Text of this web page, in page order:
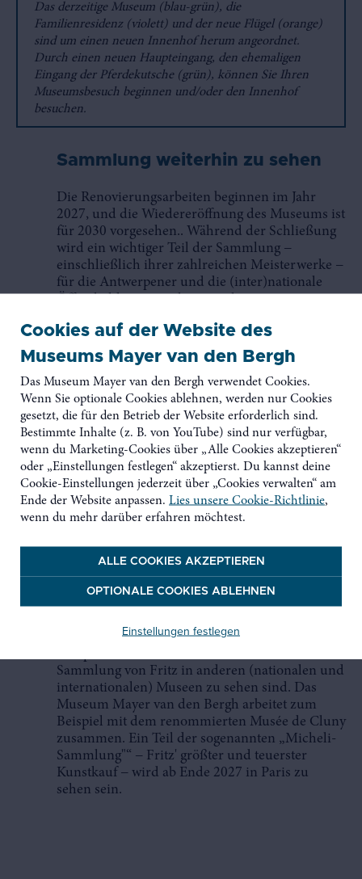
Cookies auf der Website des
Museums Mayer van den Bergh
Das Museum Mayer van den Bergh verwendet Cookies.
Wenn Sie optionale Cookies ablehnen, werden nur Cookies
gesetzt, die für den Betrieb der Website erforderlich sind.
Bestimmte Inhalte (z. B. von YouTube) sind nur verfügbar,
wenn du Marketing-Cookies über „Alle Cookies akzeptieren“
oder „Einstellungen festlegen“ akzeptierst. Du kannst deine
Cookie-Einstellungen jederzeit über „Cookies verwalten“ am
Ende der Website anpassen. Lies unsere Cookie-Richtlinie,
wenn du mehr darüber erfahren möchtest.
ALLE COOKIES AKZEPTIEREN
OPTIONALE COOKIES ABLEHNEN
Einstellungen festlegen
Das derzeitige Museum (blau-grün), die
Familienresidenz (violett) und der neue Flügel (orange)
sind um einen neuen Innenhof herum angeordnet.
Durch einen neuen Haupteingang, den ehemaligen
Eingang der Pferdekutsche (grün), können Sie Ihren
Museumsbesuch beginnen und/oder den Innenhof
besuchen.
Sammlung weiterhin zu sehen
Die Renovierungsarbeiten beginnen im Jahr
2027, und die Wiedereröffnung des Museums ist
für 2030 vorgesehen.. Während der Schließung
wird ein wichtiger Teil der Sammlung −
einschließlich ihrer zahlreichen Meisterwerke −
für die Antwerpener und die (inter)nationale
Am. Freitag, dem 20. Juni 2025 wird die
temporäre Ausstellung „Publikumslieblinge. 43
persönliche Geschichten aus der Sammlung
Mayer van den Bergh“ im nahegelegenen
Maagdenhuis eröffnet. Gemeinsam mit den
Bewohnern und Besuchern der Stadt sucht das
Museum Mayer van den Bergh nach
persönlichen und überraschenden Geschichten,
die über den kunsthistorischen Wert der
Sammlung hinausgehen und den Blick auf die
Sammlung von Fritz erweitern. Gleichzeitig
bleiben so viele flämische Meisterwerke −
Oude und die mittelalterliche „Christus-
Konstanz − für Besucher aus dem In- und
Ausland ausgestellt.
Darüber hinaus sorgt eine ausgeklügelte
Sammlung von Fritz in anderen (nationalen und
internationalen) Museen zu sehen sind. Das
Museum Mayer van den Bergh arbeitet zum
Beispiel mit dem renommierten Musée de Cluny
zusammen. Ein Teil der sogenannten „Micheli-
Sammlung"“ − Fritz' größter und teuerster
Kunstkauf − wird ab Ende 2027 in Paris zu
sehen sein.